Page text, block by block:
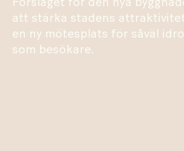
Förslaget för den nya
att stärka stadens
en ny mötesplats för såväl
som besökare.